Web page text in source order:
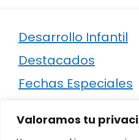
Valoramos tu
Desarrollo Infantil
Destacados
Fechas Especiales
Poesía